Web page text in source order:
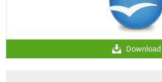
Download